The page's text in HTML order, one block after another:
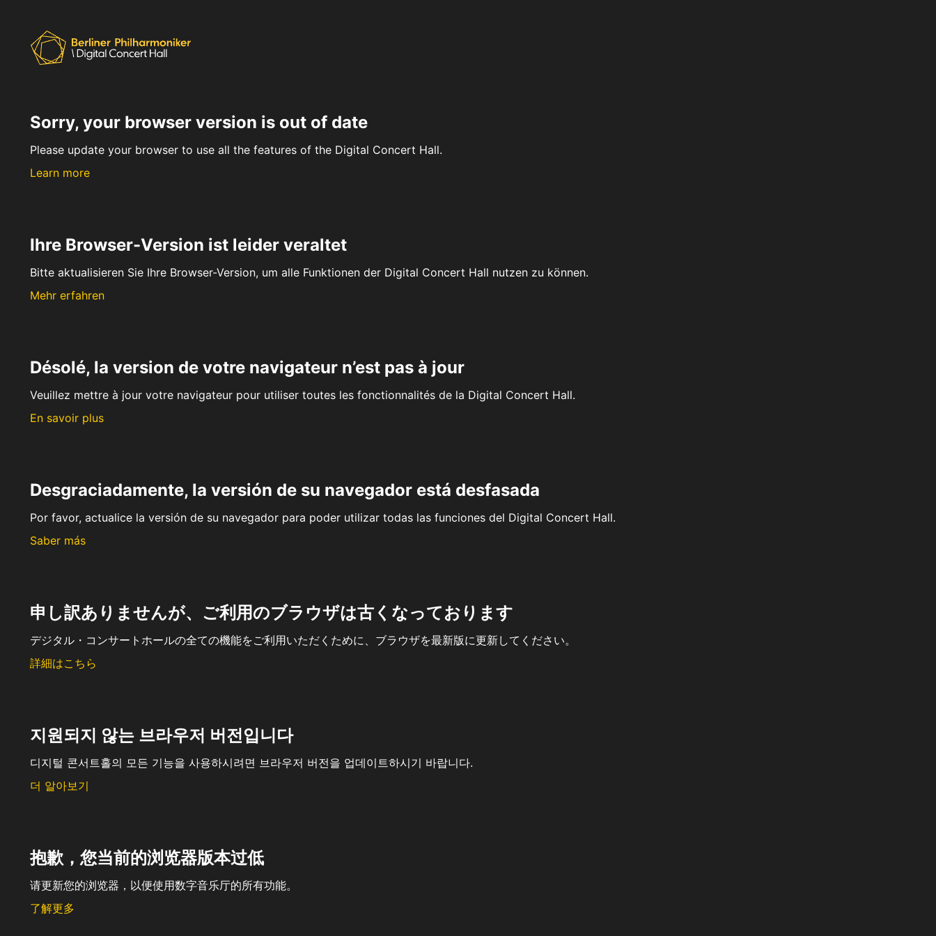
Sorry, your browser version is out of date
Please update your browser to use all the features of the Digital Concert Hall.
Learn more
Ihre Browser-Version ist leider veraltet
Bitte aktualisieren Sie Ihre Browser-Version, um alle Funktionen der Digital Concert Hall nutzen zu können.
Mehr erfahren
Désolé, la version de votre navigateur n’est pas à jour
Veuillez mettre à jour votre navigateur pour utiliser toutes les fonctionnalités de la Digital Concert Hall.
En savoir plus
Desgraciadamente, la versión de su navegador está desfasada
Por favor, actualice la versión de su navegador para poder utilizar todas las funciones del Digital Concert Hall.
Saber más
申し訳ありませんが、ご利用のブラウザは古くなっております
デジタル・コンサートホールの全ての機能をご利用いただくために、ブラウザを最新版に更新してください。
詳細はこちら
지원되지 않는 브라우저 버전입니다
디지털 콘서트홀의 모든 기능을 사용하시려면 브라우저 버전을 업데이트하시기 바랍니다.
더 알아보기
抱歉，您当前的浏览器版本过低
请更新您的浏览器，以便使用数字音乐厅的所有功能。
了解更多